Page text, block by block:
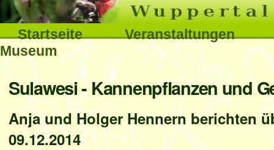
Direkt
zur
Navigation
Sektionen
Startseite
Veranstaltungen
Museum
Benutzerspezifische
Werkzeuge
Sulawesi - Kannenpflanzen und
Anja und Holger Hennern berichten
09.12.2014